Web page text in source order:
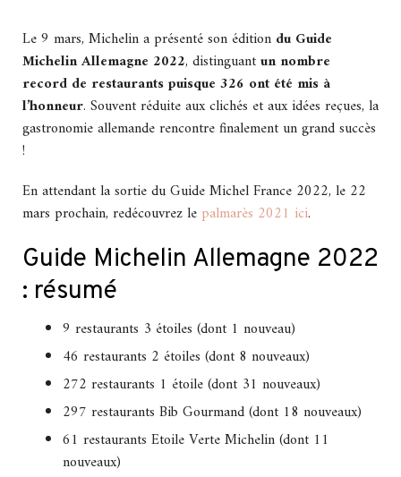
Le 9 mars, Michelin a présenté son édition du Guide
Michelin Allemagne 2022, distinguantun nombre
record de restaurants puisque 326 ont été mis à
l’honneur. Souvent réduite aux clichés et aux idées reçues, la
gastronomie allemande rencontre finalement un grand succès
!
En attendant la sortie du Guide Michel France 2022, le 22
mars prochain, redécouvrez le palmarès 2021 ici.
Guide Michelin Allemagne 2022
: résumé
9 restaurants 3 étoiles (dont 1 nouveau)
46 restaurants 2 étoiles (dont 8 nouveaux)
272 restaurants 1 étoile (dont 31 nouveaux)
297 restaurants Bib Gourmand (dont 18 nouveaux)
61 restaurants Etoile Verte Michelin (dont 11
nouveaux)